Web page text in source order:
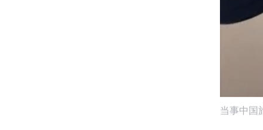
当事中国